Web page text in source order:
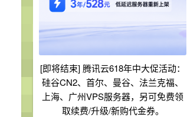
[即将结束] 腾讯云618年中大促活动：
硅谷CN2、首尔、曼谷、法兰克福、
上海、广州VPS服务器，另可免费领
取续费/升级/新购代金券。